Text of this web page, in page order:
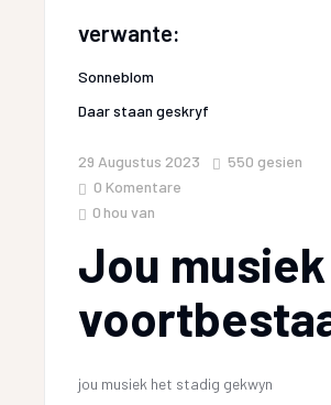
verwante:
Sonneblom
Daar staan geskryf
29 Augustus 2023 550 gesien
0 Komentare
0 hou van
Jou
jou musiek het stadig gekwyn